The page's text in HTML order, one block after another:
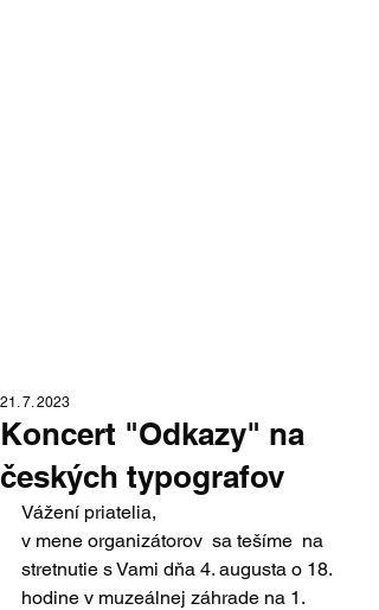
Koncert "Odkazy" na
českých typografov
21. 7. 2023
Vážení priatelia,
v mene organizátorov  sa tešíme  na
stretnutie s Vami dňa 4. augusta o 18.
hodine v muzeálnej záhrade na 1.